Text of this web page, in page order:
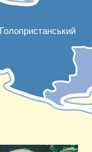
Голопристанський